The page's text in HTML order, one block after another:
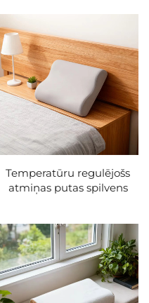
Temperatūru regulējošs
atmiņas putas spilvens